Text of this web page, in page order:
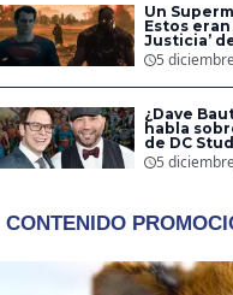
Un
Estos
Justicia’
5
¿Dave
habla
de DC
5